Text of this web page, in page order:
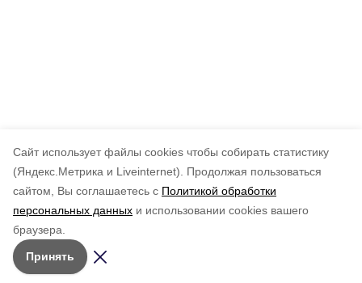
Cайт использует файлы cookies чтобы собирать статистику
(Яндекс.Метрика и Liveinternet).
Продолжая пользоваться
сайтом, Вы соглашаетесь с Политикой обработки
персональных данных и использовании cookies вашего
браузера.
Принять